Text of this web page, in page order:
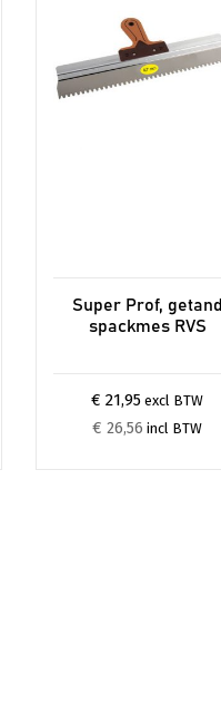
Super Prof, getand
spackmes RVS
€ 21,95 excl BTW
€ 26,56 incl BTW